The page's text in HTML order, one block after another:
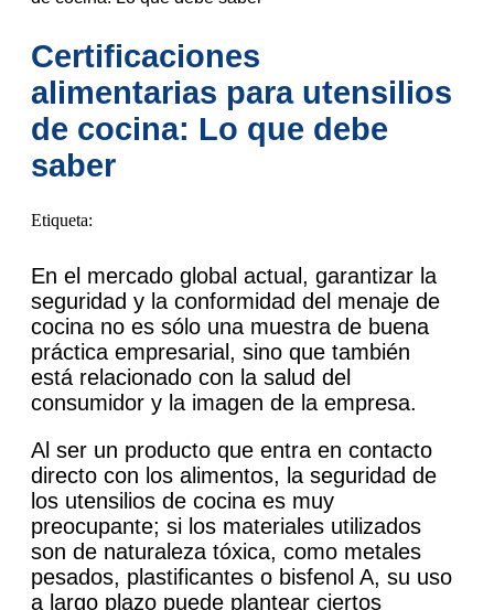
DE
RU
JA
Certificaciones
alimentarias para utensilios
de cocina: Lo que debe
saber
Etiqueta:
En el mercado global actual, garantizar la
seguridad y la conformidad del menaje de
cocina no es sólo una muestra de buena
práctica empresarial, sino que también
está relacionado con la salud del
consumidor y la imagen de la empresa.
Al ser un producto que entra en contacto
directo con los alimentos, la seguridad de
los utensilios de cocina es muy
preocupante; si los materiales utilizados
son de naturaleza tóxica, como metales
pesados, plastificantes o bisfenol A, su uso
a largo plazo puede plantear ciertos